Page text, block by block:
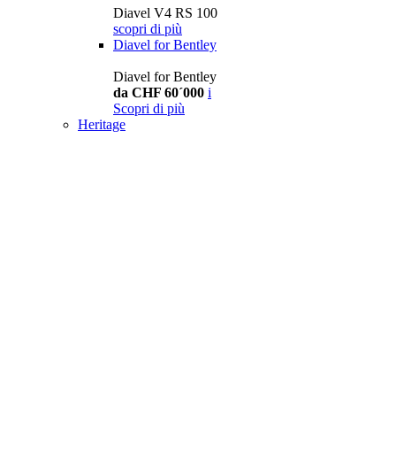
Diavel V4 RS 100
scopri di più
Diavel for Bentley
Diavel for Bentley
da CHF 60´000 i
Scopri di più
Heritage